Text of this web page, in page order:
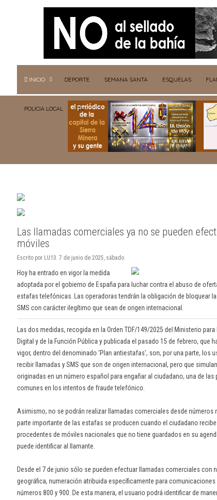
INICIO DEPORTE SEMANA SANTA ESQUELAS
POLICIA LOCAL TV
Las llamadas comerciales ya no se pueden
móviles
Escrito por LU13. 7 de junio de 2025, sábado.
Hoy ha entrado en vigor la medida
adoptada por el gobierno de España para luchar contra el abuso de
estafas telefónicas. Las operadoras tendrán la obligación de bloquear
SMS con carácter ilegítimo que sean de origen internacional.
Las dos medidas, recogida en la Orden TDF/149/2025 del Ministerio
Digital y de la Función Pública y publicada el pasado 15 de febrero, que
vigor, dentro del denominado 'Plan antiestafas', son, por una parte, los
recibir llamadas y SMS que son de origen internacional, pero que
originadas en un número español para engañar al ciudadano, una de
comunes en los intentos de fraude telefónico.
Asimismo, no se podrán realizar llamadas comerciales desde números
parte importante de las estafas se producen cuando el ciudadano
procedentes de móviles nacionales que no tiene guardados en su
puede identificar al llamante.
Desde el 7 de junio sólo se pueden efectuar llamadas comerciales con
geográfica, numeración atribuida específicamente para
números 800 y 900. De esta manera, el usuario podrá identificar de